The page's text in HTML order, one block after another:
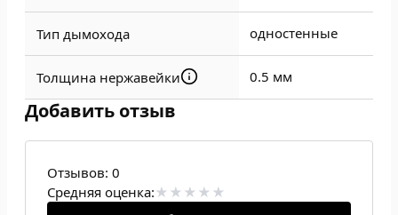
Тип дымохода одностенные
Толщина нержавейки 0.5 мм
Добавить отзыв
Отзывов: 0
Средняя оценка: